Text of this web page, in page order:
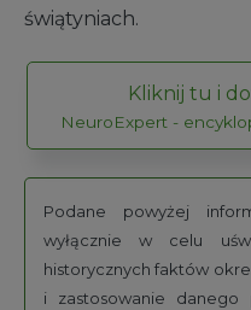
świątyniach.
Kliknij tu i
NeuroExpert -
Podane powyżej
wyłącznie w celu
historycznych faktów
i zastosowanie danego